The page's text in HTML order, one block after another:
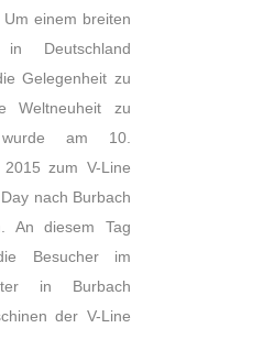
Um einem breiten
in Deutschland
Gelegenheit zu
Weltneuheit zu
wurde am 10.
2015 zum V-Line
nach Burbach
An diesem Tag
Besucher im
in Burbach
der V-Line